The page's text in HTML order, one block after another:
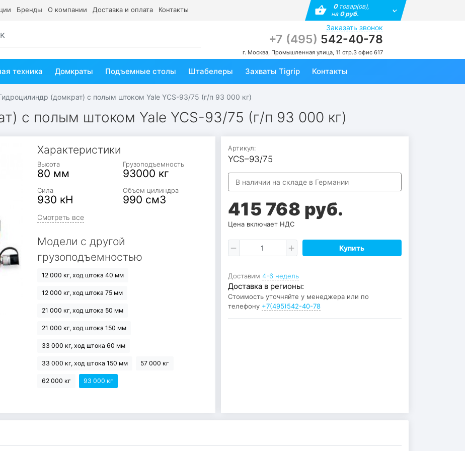
Бренды О компании Доставка и оплата Контакты 0товар(ов),
на0 руб.
Заказать звонок
+7 (495) 542-40-78
г. Москва, Промышленная улица, 11 стр.3 офис 617
техника Домкраты Подъемные столы Штабелеры Захваты Tigrip Контакты
(домкрат) с полым штоком Yale YCS-93/75 (г/п 93 000 кг)
с полым штоком Yale YCS-93/75 (г/п 93 000 кг)
Характеристики
Грузоподъемность
93000 кг
Высота
80 мм
Объем цилиндра
990 см3
Сила
930 кН
Смотреть все
Модели с другой
грузоподъемностью
12 000 кг, ход штока 40 мм
12 000 кг, ход штока 75 мм
21 000 кг, ход штока 50 мм
21 000 кг, ход штока 150 мм
33 000 кг, ход штока 60 мм
33 000 кг, ход штока 150 мм 57 000 кг
62 000 кг 93 000 кг
Артикул:
YCS–93/75
В наличии на складе в Германии
415 768 руб.
Цена включает НДС
Купить
Доставим 4-6 недель
Доставка в регионы:
Стоимость уточняйте у менеджера или по
телефону +7(495)542-40-78